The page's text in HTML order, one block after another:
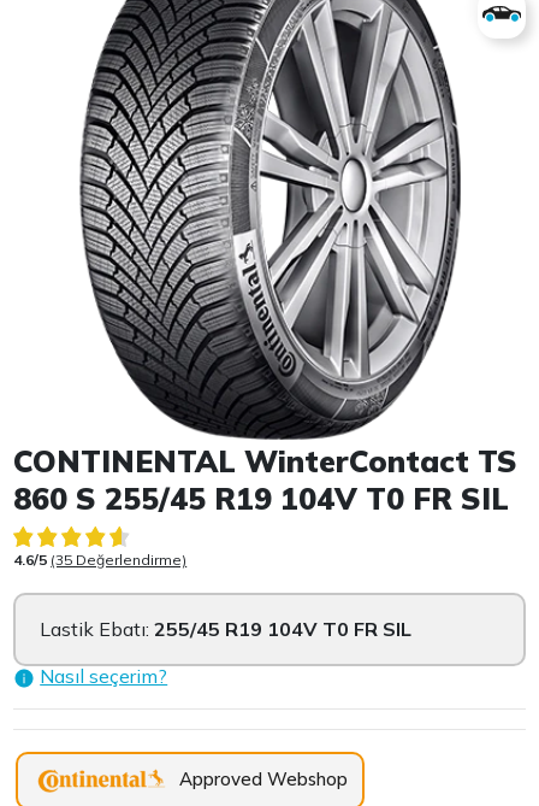
Item 1 of 1
CONTINENTAL WinterContact TS
860 S 255/45 R19 104V T0 FR SIL
4.6/5 (35 Değerlendirme)
Lastik Ebatı:255/45 R19 104V T0 FR SIL
Nasıl seçerim?
Approved Webshop